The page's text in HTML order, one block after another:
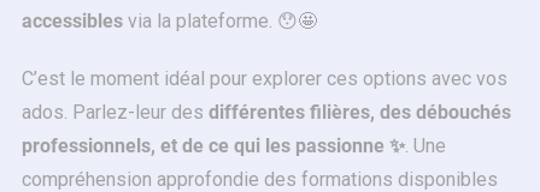
accessibles via la plateforme. 😯🤩
C’est le moment idéal pour explorer ces options avec vos
ados. Parlez-leur des différentes filières, des débouchés
professionnels, et de ce qui les passionne ✨. Une
compréhension approfondie des formations disponibles